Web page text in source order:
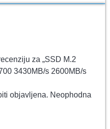
za „SSD M.2
3430MB/s 2600MB/s
objavljena. Neophodna